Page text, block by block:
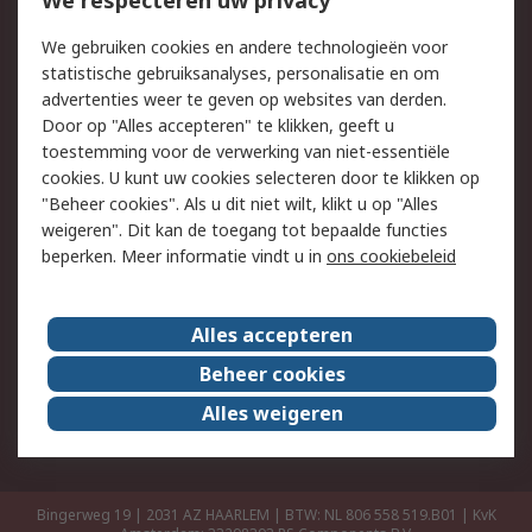
Track & Trace
Wettelijk
Cookiebeleid
Email veiligheid
Privacybeleid
Websitevoorwaarden
Algemene
verkoopvoorwaarden
Over RS
RS Group
Over ons
RS wereldwijd
Werken bij RS
ESG
Bingerweg 19 | 2031 AZ HAARLEM | BTW: NL 806 558 519.B01 | KvK
We gebruiken cookies en andere technologieën voor
statistische gebruiksanalyses, personalisatie en om
advertenties weer te geven op websites van derden.
Door op "Alles accepteren" te klikken, geeft u
toestemming voor de verwerking van niet-essentiële
cookies. U kunt uw cookies selecteren door te klikken op
"Beheer cookies". Als u dit niet wilt, klikt u op "Alles
weigeren". Dit kan de toegang tot bepaalde functies
beperken. Meer informatie vindt u in ons cookiebeleid
Alles accepteren
Beheer cookies
Alles weigeren